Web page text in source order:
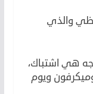
والذي
هي اشتباك،
ويوم